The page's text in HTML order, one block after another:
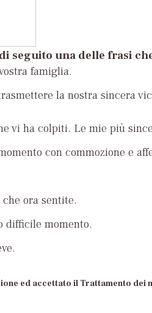
seguito una delle frasi
famiglia.
la nostra sincera
vi ha colpiti. Le mie più
con commozione e
ora sentite.
difficile momento.
ed accettato il Trattamento dei